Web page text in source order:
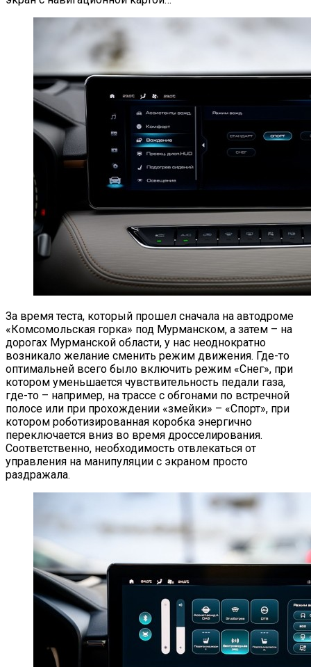
За время теста, который прошел сначала на автодроме
«Комсомольская горка» под Мурманском, а затем – на
дорогах Мурманской области, у нас неоднократно
возникало желание сменить режим движения. Где-то
оптимальней всего было включить режим «Снег», при
котором уменьшается чувствительность педали газа,
где-то – например, на трассе с обгонами по встречной
полосе или при прохождении «змейки» – «Спорт», при
котором роботизированная коробка энергично
переключается вниз во время дросселирования.
Соответственно, необходимость отвлекаться от
управления на манипуляции с экраном просто
раздражала.